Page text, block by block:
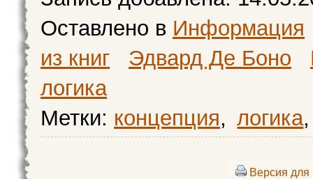
Оставлено в Информация
из книг
Эдвард Де Боно
логика
Метки: концепция, логика,
Версия для